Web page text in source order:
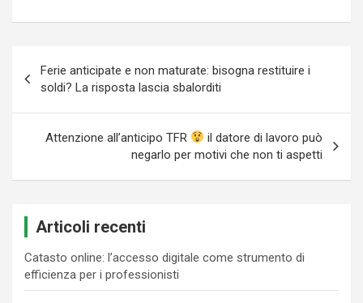
articoli
Ferie anticipate e non maturate: bisogna restituire i
soldi? La risposta lascia sbalorditi
Attenzione all’anticipo TFR
il datore di lavoro può
negarlo per motivi che non ti aspetti
Articoli recenti
Catasto online: l’accesso digitale come strumento di
efficienza per i professionisti